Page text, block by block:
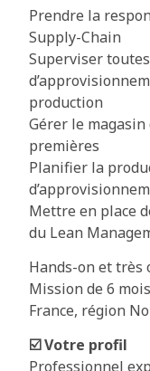
Prendre la
Supply-Chain
Superviser
production
Gérer le
premières
Planifier la
Mettre en place
du Lean
Hands-on et très
Mission de 6
France, région
☑️ Votre profil
Professionnel